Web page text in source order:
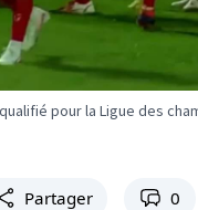
pour la Ligue des
Partager 0